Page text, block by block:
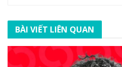
BÀI VIẾT LIÊN QUAN